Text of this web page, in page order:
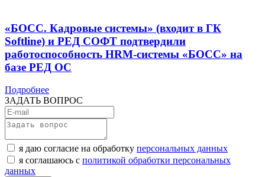
«БОСС. Кадровые системы» (входит в ГК
Softline) и РЕД СОФТ подтвердили
работоспособность HRM-системы «БОСС» на
базе РЕД ОС
Подробнее
ЗАДАТЬ ВОПРОС
я даю согласие на обработку персональных данных
я соглашаюсь с политикой обработки персональных
данных